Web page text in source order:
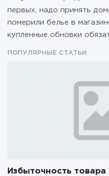
первых, надо принять
померили белье в
купленные обновки
ПОПУЛЯРНЫЕ СТАТЬИ
Избыточность товара